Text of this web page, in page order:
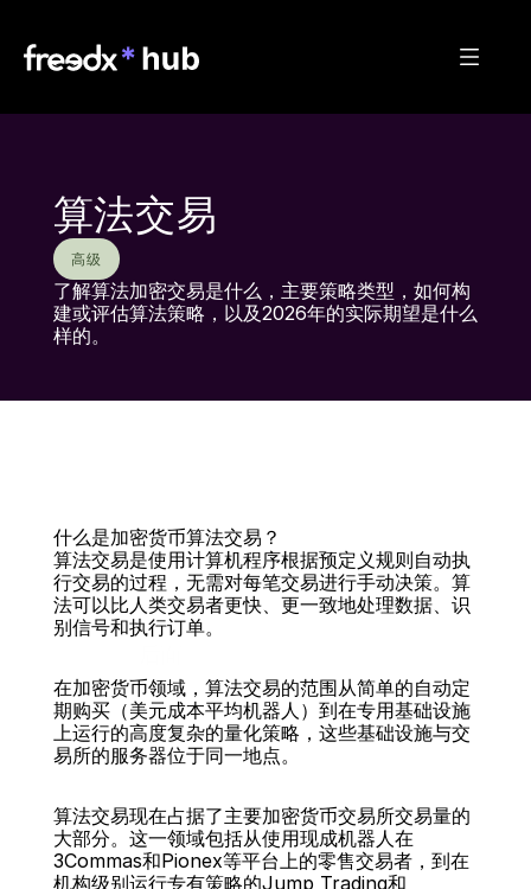
算法交易
高级
了解算法加密交易是什么，主要策略类型，如何构
建或评估算法策略，以及2026年的实际期望是什么
样的。
什么是加密货币算法交易？
算法交易是使用计算机程序根据预定义规则自动执
行交易的过程，无需对每笔交易进行手动决策。算
法可以比人类交易者更快、更一致地处理数据、识
别信号和执行订单。
在加密货币领域，算法交易的范围从简单的自动定
期购买（美元成本平均机器人）到在专用基础设施
上运行的高度复杂的量化策略，这些基础设施与交
易所的服务器位于同一地点。
算法交易现在占据了主要加密货币交易所交易量的
大部分。这一领域包括从使用现成机器人在
3Commas和Pionex等平台上的零售交易者，到在
机构级别运行专有策略的Jump Trading和